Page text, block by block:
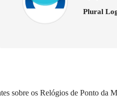
Plural
sobre os Relógios de Ponto da